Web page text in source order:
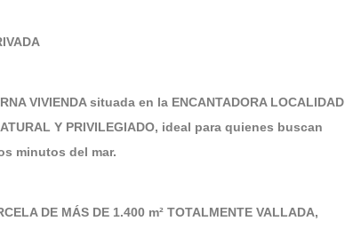
VIVIENDA situada en la ENCANTADORA LOCALIDAD
Y PRIVILEGIADO, ideal para quienes buscan
minutos del mar.
DE MÁS DE 1.400 m² TOTALMENTE VALLADA,